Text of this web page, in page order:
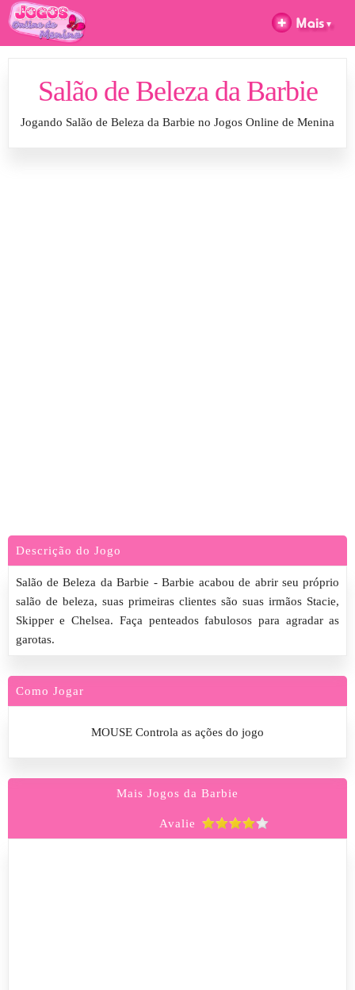
Salão de Beleza da Barbie
Jogando Salão de Beleza da Barbie no Jogos Online de Menina
Descrição do Jogo
Salão de Beleza da Barbie - Barbie acabou de abrir seu próprio
salão de beleza, suas primeiras clientes são suas irmãos Stacie,
Skipper e Chelsea. Faça penteados fabulosos para agradar as
garotas.
Como Jogar
MOUSE Controla as ações do jogo
Mais Jogos da Barbie
Avalie